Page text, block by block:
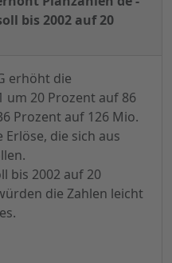
bis 2002 auf 20
erhöht die
um 20 Prozent auf 86
Prozent auf 126 Mio.
die sich aus
bis 2002 auf 20
die Zahlen leicht